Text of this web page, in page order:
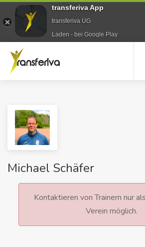
Michael Schäfer
Kontaktieren von Trainern nur
Verein möglich.
transferiva App
transferiva UG
Laden - bei Google Play